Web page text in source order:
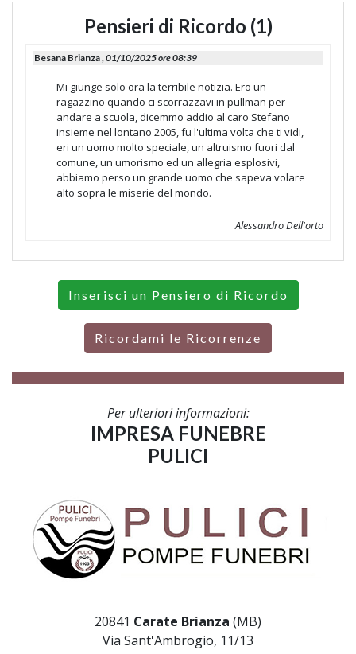
Pensieri di Ricordo (1)
Besana Brianza ,01/10/2025 ore 08:39
Mi giunge solo ora la terribile notizia. Ero un
ragazzino quando ci scorrazzavi in pullman per
andare a scuola, dicemmo addio al caro Stefano
insieme nel lontano 2005, fu l'ultima volta che ti vidi,
eri un uomo molto speciale, un altruismo fuori dal
comune, un umorismo ed un allegria esplosivi,
abbiamo perso un grande uomo che sapeva volare
alto sopra le miserie del mondo.
Alessandro Dell'orto
Inserisci un Pensiero di Ricordo
Ricordami le Ricorrenze
Per ulteriori informazioni:
IMPRESA FUNEBRE
PULICI
20841 Carate Brianza (MB)
Via Sant'Ambrogio, 11/13